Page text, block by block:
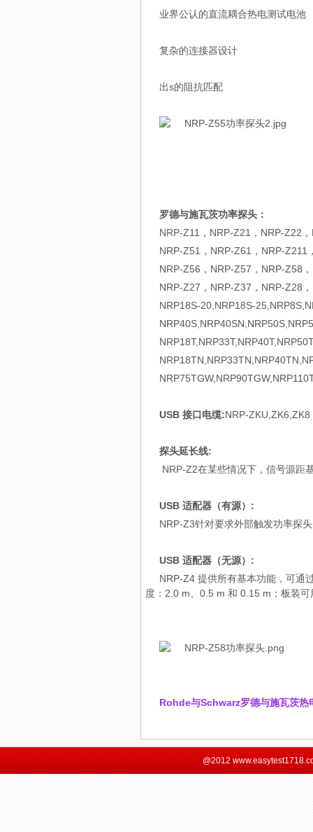
业界公认的直流耦合热电测试电池
复杂的连接器设计
出s的阻抗匹配
罗德与施瓦茨功率探头：
NRP-Z11，NRP-Z21，NRP-Z22
NRP-Z51，NRP-Z61，NRP-
NRP-Z56，NRP-Z57，NRP-Z58
NRP-Z27，NRP-Z37，NRP-Z28
NRP18S-20,NRP18S-
USB 接口电缆:NRP-ZKU,ZK6,ZK8
探头延长线:
NRP-Z2在某些情况下，信号源距
USB 适配器（有源）:
NRP-Z3针对要求外部触发功率探
USB 适配器（无源）:
NRP-Z4 提供所有基本功能，可通
度：2.0 m、0.5 m 和 0.15 m；板装
Rohde与Schwarz罗德与施瓦茨热
@2012